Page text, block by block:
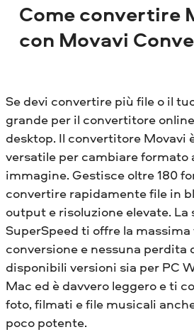
Come convertire
con Movavi
Se devi convertire più file o il
grande per il convertitore
desktop. Il convertitore Movavi
versatile per cambiare formato
immagine. Gestisce oltre 180
convertire rapidamente file in
output e risoluzione elevate. La
SuperSpeed ​​ti offre la
conversione e nessuna perdita
disponibili versioni sia per PC
Mac ed è davvero leggero e ti
foto, filmati e file musicali
poco potente.